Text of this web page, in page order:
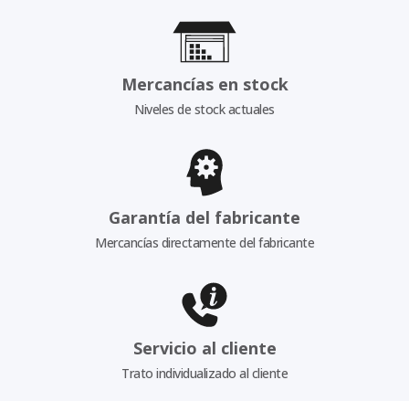
Mercancías en stock
Niveles de stock actuales
Garantía del fabricante
Mercancías directamente del fabricante
Servicio al cliente
Trato individualizado al cliente